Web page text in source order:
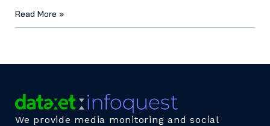
Read More »
We provide media monitoring and social